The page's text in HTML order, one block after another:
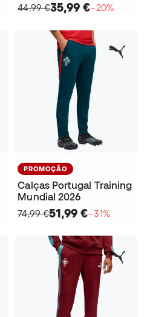
44,99 €35,99 €−20%
PROMOÇÃO
Calças Portugal Training
Mundial 2026
74,99 €51,99 €−31%